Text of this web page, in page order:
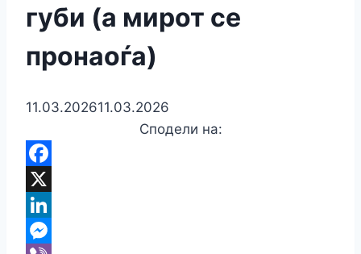
губи (а мирот се
пронаоѓа)
11.03.202611.03.2026
Сподели на: